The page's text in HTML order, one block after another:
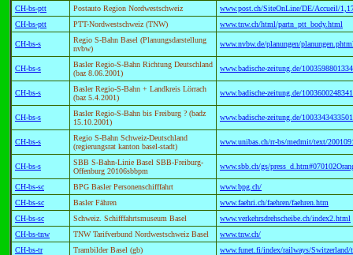
CH-bs-ptt
Postauto Region Nordwestschweiz
www.post.ch/SiteOnLine/DE/Accueil/
CH-bs-ptt
PTT-Nordwestschweiz (TNW) www.tnw.ch/html/partn_ptt_body.html
CH-bs-s
Regio S-Bahn Basel (Planungsdarstellung
nvbw)
www.nvbw.de/planungen/
CH-bs-s
Basler Regio-S-Bahn Richtung Deutschland
(baz 8.06.2001)
www.badische-zeitung.de/1003598801334
CH-bs-s
Basler Regio-S-Bahn + Landkreis Lörrach
(baz 5.4.2001)
www.badische-zeitung.de/1003600248341
CH-bs-s
Basler Regio-S-Bahn bis Freiburg ? (badz
15.10.2001)
www.badische-zeitung.de/1003343433501
CH-bs-s
Regio S-Bahn Schweiz-Deutschland
(regierungsrat kanton basel-stadt)
www.unibas.ch/rr-bs/medmit/text/
CH-bs-s
SBB S-Bahn-Linie Basel SBB-Freiburg-
Offenburg 20106sbbpm
www.sbb.ch/gs/
CH-bs-sc BPG Basler Personenschifffahrt
www.bpg.ch/
CH-bs-sc
Basler Fähren
www.faehri.ch/faehren/faehren.htm
CH-bs-sc
Schweiz. Schifffahrtsmuseum Basel
www.verkehrsdrehscheibe.ch/index2.html
CH-bs-tnw
TNW Tarifverbund Nordwestschweiz Basel
www.tnw.ch/
CH-bs-tr
Trambilder Basel (gb) www.funet.fi/index/railways/